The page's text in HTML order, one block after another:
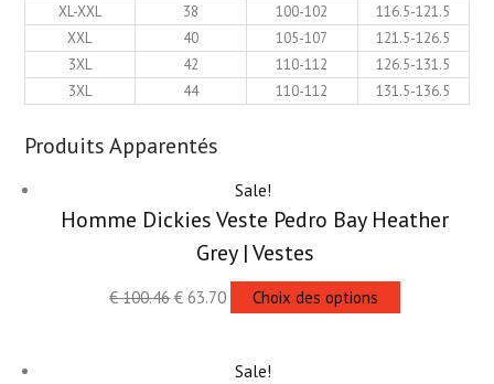
XL-XXL
38 100-102
116.5-121.5
XXL
40 105-107
121.5-126.5
3XL
42 110-112
126.5-131.5
3XL
44 110-112 131.5-136.5
Produits Apparentés
Sale!
Homme Dickies Veste Pedro Bay Heather
Grey | Vestes
€100.46 € 63.70 Choix des options
Sale!